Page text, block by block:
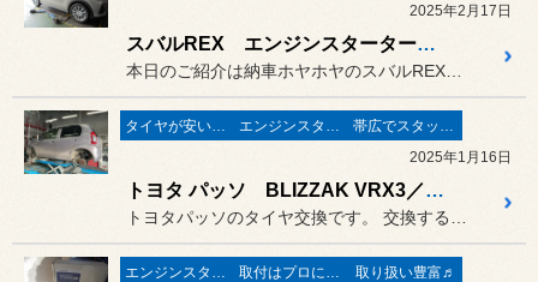
2025年2月17日
スバルREX エンジンスターター取り付け＆ウルト防錆
タイヤが安い(^^♪ エンジンスターターでポカポカ
帯広でスタッドレスタイヤ
2025年1月16日
トヨタ パッソ BLIZZAK VRX3／スズキ エブリイ エンジンスターター取付
エンジンスターターでポカポカ 取付はプロにお任せ♪
取り扱い豊富♬